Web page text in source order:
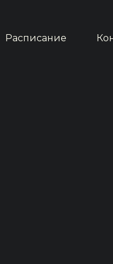
Расписание
Расписание